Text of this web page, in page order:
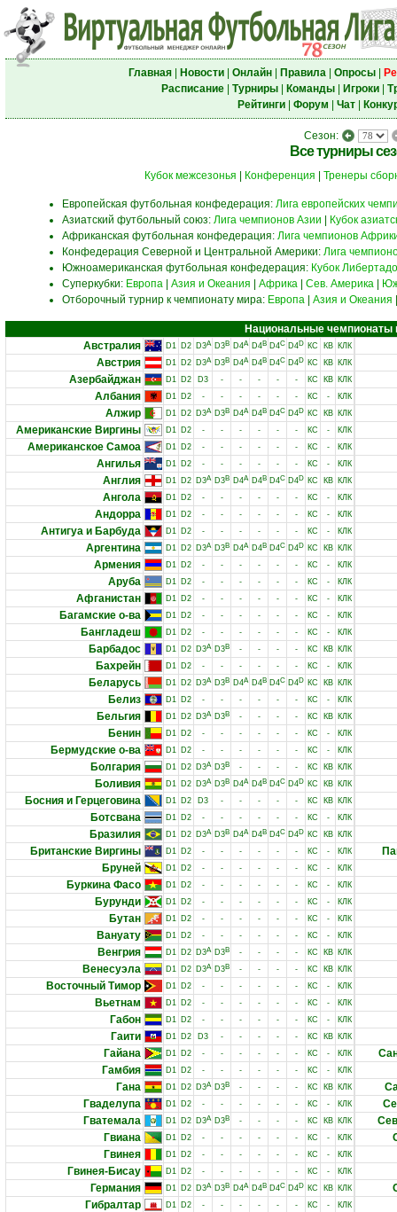
Главная| Новости| Онлайн| Правила| Опросы|
Расписание| Турниры| Команды| Игроки|
Рейтинги| Форум Чат|
Сезон:
Все турниры
Кубок межсезонья Конференция Тренеры
Европейская футбольная конфедерация: Лига европейских
Азиатский футбольный союз: Лига чемпионов Азии
Кубок
Африканская футбольная конфедерация: Лига чемпионов
Конфедерация Северной и Центральной Америки: Лига
Южноамериканская футбольная конфедерация: Кубок
Суперкубки: Европа| Азия и Океания Африка| Сев. Америка|
Отборочный турнир к чемпионату мира: Европа| Азия и Океания
Национальные чемпионаты
Австралия
D1 D2 D3A D3B D4A D4B D4C D4D КС КВ КЛК
Австрия D1 D2 D3A D3B D4A D4B D4C D4D КС КВ КЛК
Азербайджан D1 D2 D3 - - - - - КС КВ КЛК
Албания D1 D2 - - - - - - КС - КЛК
Алжир D1 D2 D3A D3B D4A D4B D4C D4D КС КВ КЛК
Американские Виргины D1 D2 - - - - - - КС - КЛК
Американское Самоа D1 D2 - - - - - - КС - КЛК
Ангилья D1 D2 - - - - - - КС - КЛК
Англия D1 D2 D3A D3B D4A D4B D4C D4D КС КВ КЛК
Ангола D1 D2 - - - - - - КС - КЛК
Андорра D1 D2 - - - - - - КС - КЛК
Антигуа и Барбуда D1 D2 - - - - - - КС - КЛК
Аргентина D1 D2 D3A D3B D4A D4B D4C D4D КС КВ КЛК
Армения D1 D2 - - - - - - КС - КЛК
Аруба D1 D2 - - - - - - КС - КЛК
Афганистан D1 D2 - - - - - - КС - КЛК
Багамские о-ва D1 D2 - - - - - - КС - КЛК
Бангладеш D1 D2 - - - - - - КС - КЛК
Барбадос D1 D2 D3A D3B - - - - КС КВ КЛК
Бахрейн D1 D2 - - - - - - КС - КЛК
Беларусь D1 D2 D3A D3B D4A D4B D4C D4D КС КВ КЛК
Белиз D1 D2 - - - - - - КС - КЛК
Бельгия D1 D2 D3A D3B - - - - КС КВ КЛК
Бенин D1 D2 - - - - - - КС - КЛК
Бермудские о-ва D1 D2 - - - - - - КС - КЛК
Болгария D1 D2 D3A D3B - - - - КС КВ КЛК
Боливия D1 D2 D3A D3B D4A D4B D4C D4D КС КВ КЛК
Босния и Герцеговина D1 D2 D3 - - - - - КС КВ КЛК
Ботсвана D1 D2 - - - - - - КС - КЛК
Бразилия D1 D2 D3A D3B D4A D4B D4C D4D КС КВ КЛК
Британские Виргины D1 D2 - - - - - - КС - КЛК
Бруней D1 D2 - - - - - - КС - КЛК
Буркина Фасо D1 D2 - - - - - - КС - КЛК
Бурунди D1 D2 - - - - - - КС - КЛК
Бутан D1 D2 - - - - - - КС - КЛК
Вануату D1 D2 - - - - - - КС - КЛК
Венгрия D1 D2 D3A D3B - - - - КС КВ КЛК
Венесуэла D1 D2 D3A D3B - - - - КС КВ КЛК
Восточный Тимор D1 D2 - - - - - - КС - КЛК
Вьетнам D1 D2 - - - - - - КС - КЛК
Габон D1 D2 - - - - - - КС - КЛК
Гаити D1 D2 D3 - - - - - КС КВ КЛК
Гайана D1 D2 - - - - - - КС - КЛК
Гамбия D1 D2 - - - - - - КС - КЛК
Гана D1 D2 D3A D3B - - - - КС КВ КЛК
Гваделупа D1 D2 - - - - - - КС - КЛК
Гватемала D1 D2 D3A D3B - - - - КС КВ КЛК
Гвиана D1 D2 - - - - - - КС - КЛК
Гвинея D1 D2 - - - - - - КС - КЛК
Гвинея-Бисау D1 D2 - - - - - - КС - КЛК
Германия D1 D2 D3A D3B D4A D4B D4C D4D КС КВ КЛК
Гибралтар D1 D2 - - - - - - КС - КЛК